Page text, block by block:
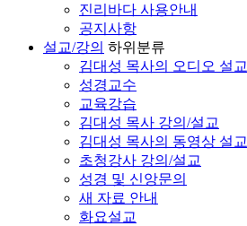
진리바다 사용안내
공지사항
설교/강의 하위분류
김대성 목사의 오디오 설교
성경교수
교육강습
김대성 목사 강의/설교
김대성 목사의 동영상 설교
초청강사 강의/설교
성경 및 신앙문의
새 자료 안내
화요설교